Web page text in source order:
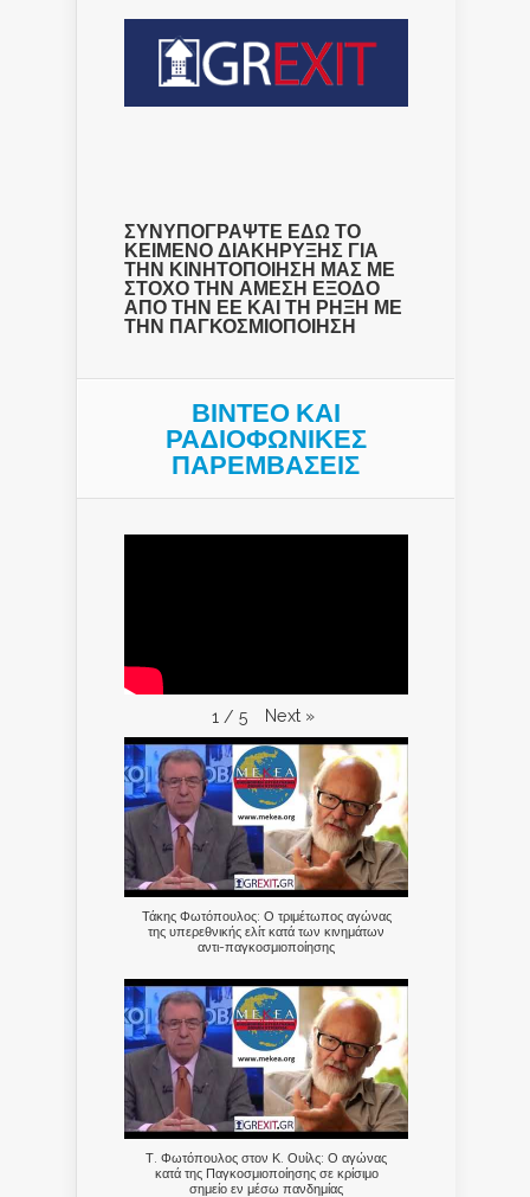
ΣΥΝΥΠΟΓΡΑΨΤΕ ΕΔΩ ΤΟ
ΚΕΙΜΕΝΟ ΔΙΑΚΗΡΥΞΗΣ ΓΙΑ
ΤΗΝ ΚΙΝΗΤΟΠΟΙΗΣΗ ΜΑΣ ΜΕ
ΣΤΟΧΟ ΤΗΝ ΑΜΕΣΗ ΕΞΟΔΟ
ΑΠΟ ΤΗΝ ΕΕ ΚΑΙ ΤΗ ΡΗΞΗ ΜΕ
ΤΗΝ ΠΑΓΚΟΣΜΙΟΠΟΙΗΣΗ
ΒΙΝΤΕΟ ΚΑΙ
ΡΑΔΙΟΦΩΝΙΚΕΣ
ΠΑΡΕΜΒΑΣΕΙΣ
1 / 5 Next »
Τάκης Φωτόπουλος: Ο τριμέτωπος αγώνας
της υπερεθνικής ελίτ κατά των κινημάτων
αντι-παγκοσμιοποίησης
Τ. Φωτόπουλος στον Κ. Ουίλς: Ο αγώνας
κατά της Παγκοσμιοποίησης σε κρίσιμο
σημείο εν μέσω πανδημίας